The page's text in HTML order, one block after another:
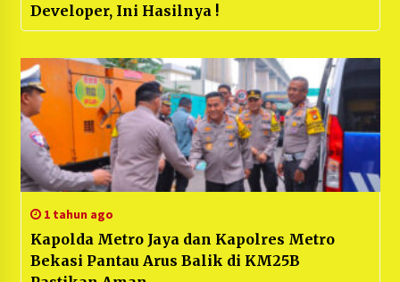
Developer, Ini Hasilnya !
1 tahun ago
Kapolda Metro Jaya dan Kapolres Metro
Bekasi Pantau Arus Balik di KM25B